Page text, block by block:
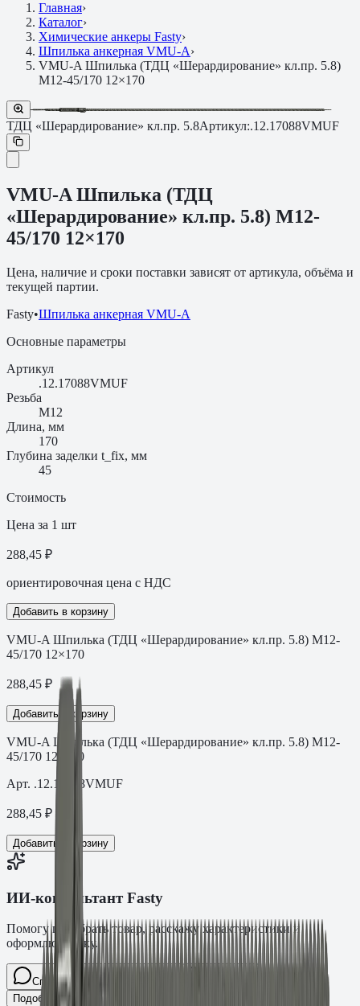
Главная›
Каталог›
Химические анкеры Fasty›
Шпилька анкерная VMU-A›
VMU-A Шпилька (ТДЦ «Шерардирование» кл.пр. 5.8)
M12-45/170 12×170
ТДЦ «Шерардирование» кл.пр. 5.8Артикул:.12.17088VMUF
VMU-A Шпилька (ТДЦ
«Шерардирование» кл.пр. 5.8) M12-
45/170 12×170
Цена, наличие и сроки поставки зависят от артикула, объёма и
текущей партии.
Fasty•Шпилька анкерная VMU-A
Основные параметры
Артикул
.12.17088VMUF
Резьба
M12
Длина, мм
170
Глубина заделки t_fix, мм
45
Стоимость
Цена за 1 шт
288,45 ₽
ориентировочная цена с НДС
Добавить в корзину
VMU-A Шпилька (ТДЦ «Шерардирование» кл.пр. 5.8) M12-
45/170 12×170
288,45 ₽
Добавить в корзину
VMU-A Шпилька (ТДЦ «Шерардирование» кл.пр. 5.8) M12-
45/170 12×170
Арт. .12.17088VMUF
288,45 ₽
Добавить в корзину
ИИ-консультант Fasty
Помогу подобрать товар, расскажу характеристики и
оформлю заявку.
Спросите про крепёж Fasty…
Подобрать размер